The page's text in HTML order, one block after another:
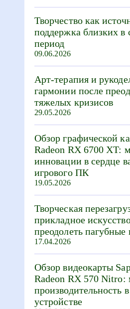
Творчество как
поддержка близких
период
09.06.2026
Арт-терапия и
гармонии после
тяжелых кризисов
29.05.2026
Обзор графической
Radeon RX 6700 XT:
инновации в сердце
игрового ПК
19.05.2026
Творческая
прикладное
преодолеть
17.04.2026
Обзор видеокарты
Radeon RX 570 Nitro:
производительность
устройстве